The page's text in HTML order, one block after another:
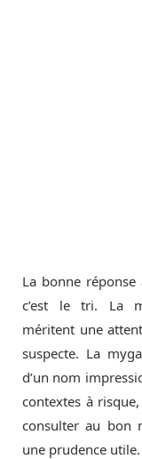
La bonne
c’est le tri. La
méritent une
suspecte. La
d’un nom
contextes à
consulter au bon
une prudence utile.